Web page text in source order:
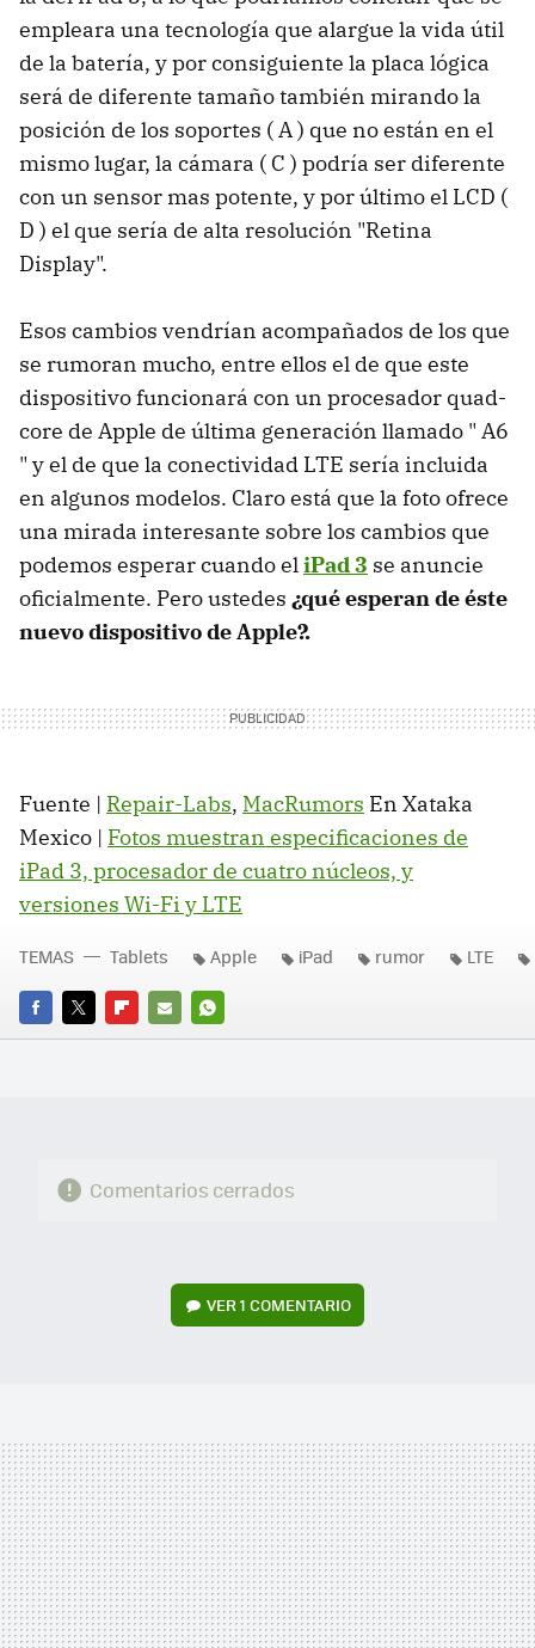
empleara una tecnología que alargue la vida útil
de la batería, y por consiguiente la placa lógica
será de diferente tamaño también mirando la
posición de los soportes ( A ) que no están en el
mismo lugar, la cámara ( C ) podría ser diferente
con un sensor mas potente, y por último el LCD (
D ) el que sería de alta resolución "Retina
Display".
Esos cambios vendrían acompañados de los que
se rumoran mucho, entre ellos el de que este
dispositivo funcionará con un procesador quad-
core de Apple de última generación llamado " A6
" y el de que la conectividad LTE sería incluida
en algunos modelos. Claro está que la foto ofrece
una mirada interesante sobre los cambios que
podemos esperar cuando eliPad 3 se anuncie
oficialmente. Pero ustedes ¿qué esperan de éste
nuevo dispositivo de Apple?.
Fuente | Repair-Labs, MacRumors En Xataka
Mexico | Fotos muestran especificaciones de
iPad 3, procesador de cuatro núcleos, y
versiones Wi-Fi y LTE
FACEBOOK
TWITTERFLIPBOARD
E-
WHATSAPP
TEMAS Tablets Apple iPad rumor LTE
Comentarios cerrados
VER1 COMENTARIO